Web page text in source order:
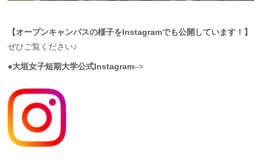
【オープンキャンパスの様子をInstagramでも公開しています！】
ぜひご覧ください♪
●大垣女子短期大学公式Instagram–>